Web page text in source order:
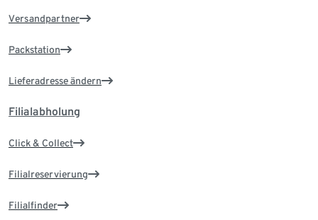
Versandpartner
Packstation
Lieferadresse ändern
Filialabholung
Click & Collect
Filialreservierung
Filialfinder